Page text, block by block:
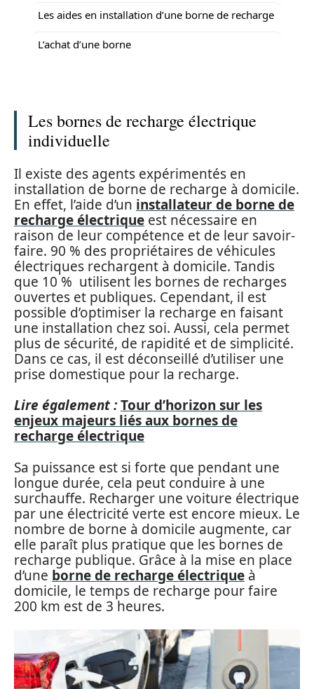
Les aides en installation d’une borne de recharge
L’achat d’une borne
Les bornes de recharge électrique
individuelle
Il existe des agents expérimentés en
installation de borne de recharge à domicile.
En effet, l’aide d’un installateur de borne de
recharge électrique est nécessaire en
raison de leur compétence et de leur savoir-
faire. 90 % des propriétaires de véhicules
électriques rechargent à domicile. Tandis
que 10 % utilisent les bornes de recharges
ouvertes et publiques. Cependant, il est
possible d’optimiser la recharge en faisant
une installation chez soi. Aussi, cela permet
plus de sécurité, de rapidité et de simplicité.
Dans ce cas, il est déconseillé d’utiliser une
prise domestique pour la recharge.
Lire également :Tour d’horizon sur les
enjeux majeurs liés aux bornes de
recharge électrique
Sa puissance est si forte que pendant une
longue durée, cela peut conduire à une
surchauffe. Recharger une voiture électrique
par une électricité verte est encore mieux. Le
nombre de borne à domicile augmente, car
elle paraît plus pratique que les bornes de
recharge publique. Grâce à la mise en place
d’une borne de recharge électrique à
domicile, le temps de recharge pour faire
200 km est de 3 heures.